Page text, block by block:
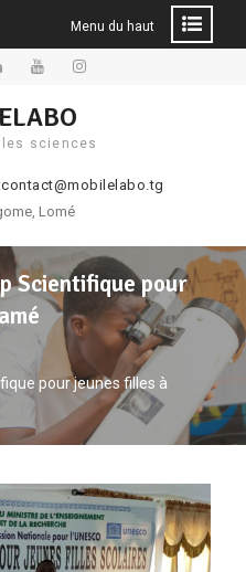
Menu du haut
sciences
contact@mobilelabo.tg
Lomé
Scientifique pour
pour jeunes filles à